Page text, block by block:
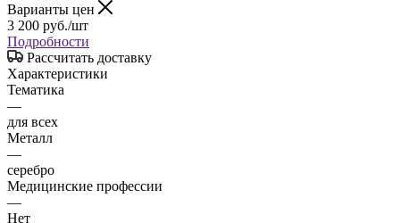
Варианты цен
3 200 руб./шт
Подробности
Рассчитать доставку
Характеристики
Тематика
—
для всех
Металл
—
серебро
Медицинские профессии
—
Нет